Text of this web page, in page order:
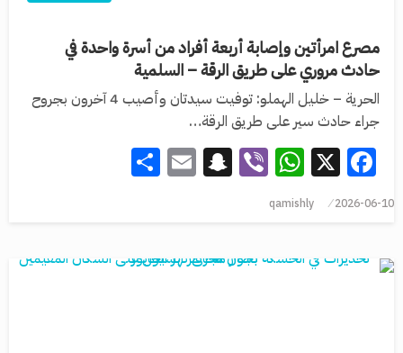
مصرع امرأتين وإصابة أربعة أفراد من أسرة واحدة في
حادث مروري على طريق الرقة – السلمية
الحرية – خليل الهملو: توفيت سيدتان وأصيب 4 آخرون بجروح
جراء حادث سير على طريق الرقة…
Facebook
X
WhatsApp
Viber
Snapchat
Email
2026-06-10
qamishly